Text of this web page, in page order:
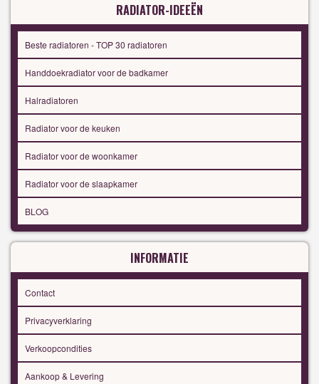
RADIATOR-IDEEËN
Beste radiatoren - TOP 30 radiatoren
Handdoekradiator voor de badkamer
Halradiatoren
Radiator voor de keuken
Radiator voor de woonkamer
Radiator voor de slaapkamer
BLOG
INFORMATIE
Contact
Privacyverklaring
Verkoopcondities
Aankoop & Levering